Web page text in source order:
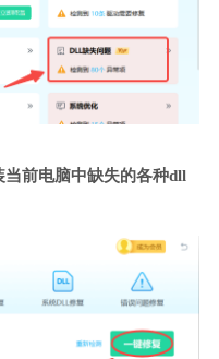
前电脑中缺失的各种dll